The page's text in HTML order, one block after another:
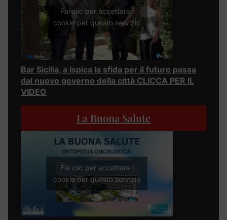
Fai clic per accettare i
cookie per questo servizio
Bar Sicilia, a Ispica la sfida per il futuro passa
dal nuovo governo della città CLICCA PER IL
VIDEO
La Buona Salute
Fai clic per accettare i
cookie per questo servizio